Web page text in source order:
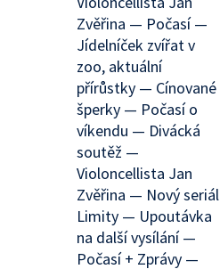
Zvěřina — Počasí —
Jídelníček zvířat v
zoo, aktuální
přírůstky — Cínované
šperky — Počasí o
víkendu — Divácká
soutěž —
Violoncellista Jan
Zvěřina — Nový seriál
Limity — Upoutávka
na další vysílání —
Počasí + Zprávy —